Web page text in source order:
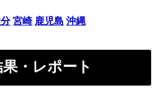
宮崎 鹿児島 沖縄
・レポート